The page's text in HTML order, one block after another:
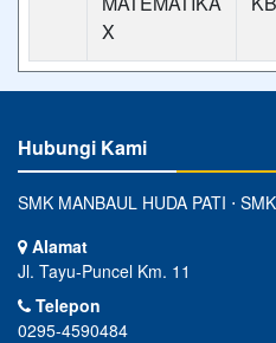
X
Hubungi Kami
SMK MANBAUL HUDA PATI ⋅
Alamat
Jl. Tayu-Puncel Km. 11
Telepon
0295-4590484